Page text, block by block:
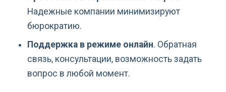
Надежные компании минимизируют
бюрократию.
Поддержка в режиме онлайн. Обратная
связь, консультации, возможность задать
вопрос в любой момент.